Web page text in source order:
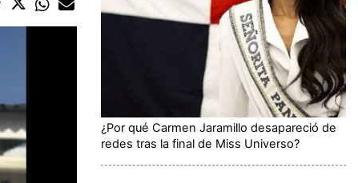
¿Por qué Carmen Jaramillo desapareció de
redes tras la final de Miss Universo?